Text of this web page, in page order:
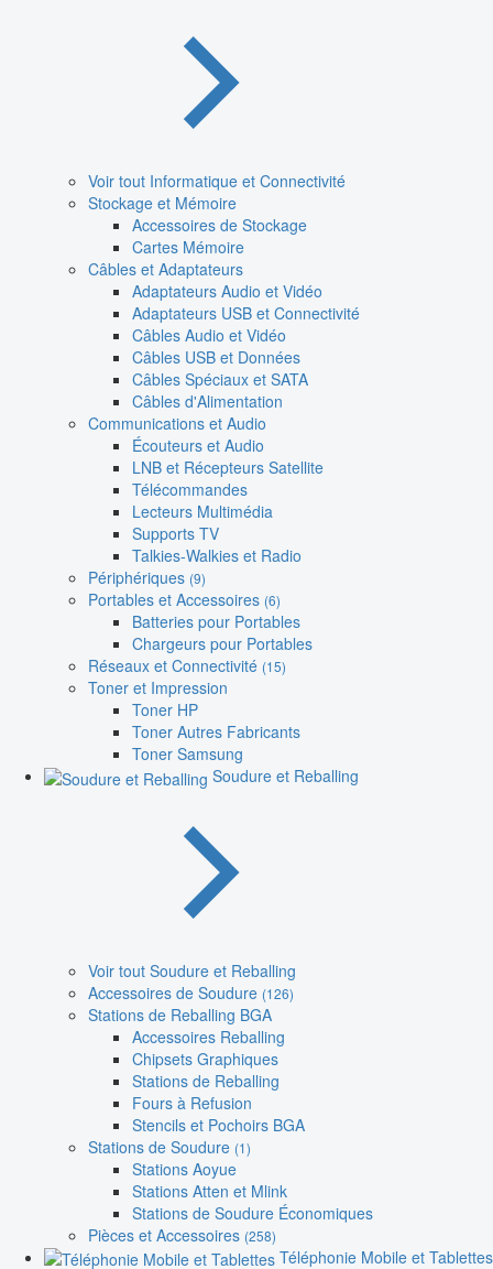
Voir tout Informatique et Connectivité
Stockage et Mémoire
Accessoires de Stockage
Cartes Mémoire
Câbles et Adaptateurs
Adaptateurs Audio et Vidéo
Adaptateurs USB et Connectivité
Câbles Audio et Vidéo
Câbles USB et Données
Câbles Spéciaux et SATA
Câbles d'Alimentation
Communications et Audio
Écouteurs et Audio
LNB et Récepteurs Satellite
Télécommandes
Lecteurs Multimédia
Supports TV
Talkies-Walkies et Radio
Périphériques (9)
Portables et Accessoires (6)
Batteries pour Portables
Chargeurs pour Portables
Réseaux et Connectivité (15)
Toner et Impression
Toner HP
Toner Autres Fabricants
Toner Samsung
Soudure et Reballing
Voir tout Soudure et Reballing
Accessoires de Soudure (126)
Stations de Reballing BGA
Accessoires Reballing
Chipsets Graphiques
Stations de Reballing
Fours à Refusion
Stencils et Pochoirs BGA
Stations de Soudure (1)
Stations Aoyue
Stations Atten et Mlink
Stations de Soudure Économiques
Pièces et Accessoires (258)
Téléphonie Mobile et Tablettes